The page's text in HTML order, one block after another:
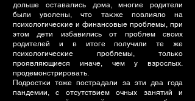
дольше оставались дома, многие родители
были уволены, что также повлияло на
психологические и финансовые проблемы, при
этом дети избавились от проблем своих
родителей и в итоге получили те же
психологические проблемы, только
проявляющиеся иначе, чем у взрослых.
продемонстрировать.
Подростки тоже пострадали за эти два года
пандемии, с отсутствием очных занятий и